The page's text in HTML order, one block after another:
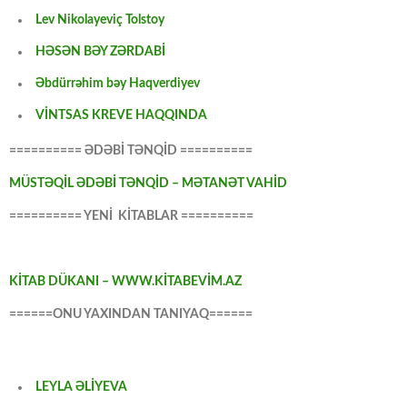
Lev Nikolayeviç Tolstoy
HƏSƏN BƏY ZƏRDABİ
Əbdürrəhim bəy Haqverdiyev
VİNTSAS KREVE HAQQINDA
========== ƏDƏBİ TƏNQİD ==========
MÜSTƏQİL ƏDƏBİ TƏNQİD – MƏTANƏT VAHİD
========== YENİ KİTABLAR ==========
KİTAB DÜKANI – WWW.KİTABEVİM.AZ
======ONU YAXINDAN TANIYAQ======
LEYLA ƏLİYEVA